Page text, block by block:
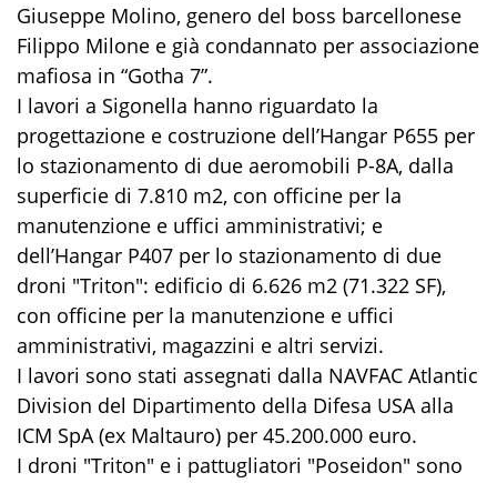
Giuseppe Molino, genero del boss barcellonese
Filippo Milone e già condannato per associazione
mafiosa in “Gotha 7”.
I lavori a Sigonella hanno riguardato la
progettazione e costruzione dell’Hangar P655 per
lo stazionamento di due aeromobili P-8A, dalla
superficie di 7.810 m2, con officine per la
manutenzione e uffici amministrativi; e
dell’Hangar P407 per lo stazionamento di due
droni "Triton": edificio di 6.626 m2 (71.322 SF),
con officine per la manutenzione e uffici
amministrativi, magazzini e altri servizi.
I lavori sono stati assegnati dalla NAVFAC Atlantic
Division del Dipartimento della Difesa USA alla
ICM SpA (ex Maltauro) per 45.200.000 euro.
I droni "Triton" e i pattugliatori "Poseidon" sono